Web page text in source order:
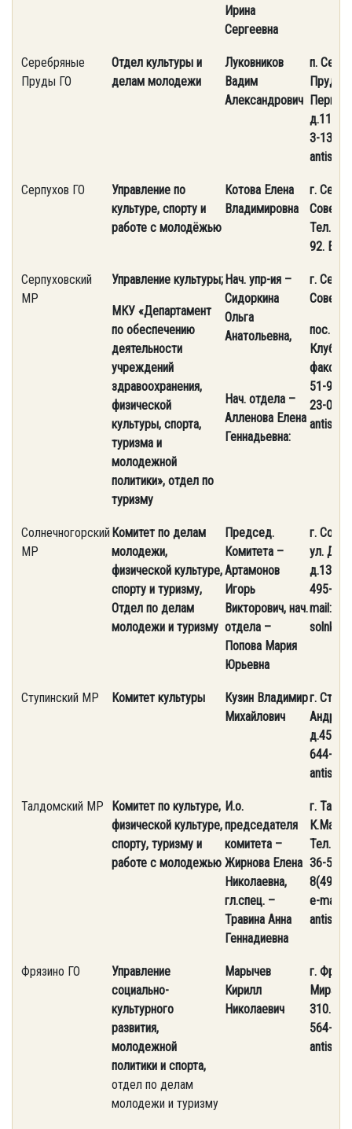
Ирина
Сергеевна
Серебряные
Пруды ГО
Отдел культуры и
делам молодежи
Луковников
Вадим
Александрович
п.
Пруды,
д.11.
3-13-
Серпухов ГО
Управление по
культуре, спорту и
работе с молодёжью
Котова Елена
Владимировна
г.
Тел.
92. E-
Серпуховский
МР
Управление культуры;
МКУ «Департамент
по обеспечению
деятельности
учреждений
здравоохранения,
физической
культуры, спорта,
туризма и
молодежной
политики», отдел по
туризму
Нач. упр-ия –
Сидоркина
Ольга
Анатольевна,
Нач. отдела –
Алленова Елена
Геннадьевна:
г.
пос.
факс 8
51-96,
23-03.
Солнечногорский
МР
Комитет по делам
молодежи,
физической культуре,
спорту и туризму,
Отдел по делам
молодежи и туризму
Председ.
Комитета –
Артамонов
Игорь
Викторович, нач.
отдела –
Попова Мария
Юрьевна
г.
ул.
д.13.
495-
mail:
Ступинский МР Комитет культуры
Кузин Владимир
Михайлович
г.
д.45/
644-15-
Талдомский МР
Комитет по культуре,
физической культуре,
спорту, туризму и
работе с молодежью
И.о.
председателя
комитета –
Жирнова Елена
Николаевна,
гл.спец. –
Травина Анна
Геннадиевна
г.
Тел.
36-52
e-mail
Фрязино ГО
Управление
социально-
культурного
развития,
молодежной
политики и спорта,
отдел по делам
молодежи и туризму
Марычев
Кирилл
Николаевич
г.
Мира,
310.
564-74-